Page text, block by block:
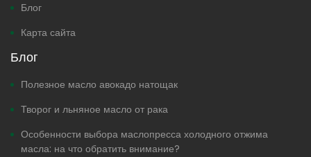
Блог
Карта сайта
Блог
Полезное масло авокадо натощак
Творог и льняное масло от рака
Особенности выбора маслопресса холодного отжима
масла: на что обратить внимание?